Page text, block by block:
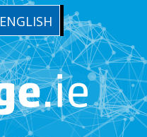
ENGLISH